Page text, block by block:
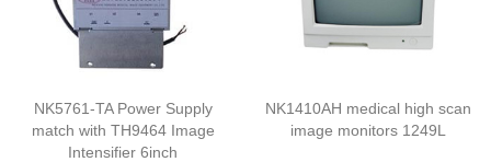
NK5761-TA Power Supply
match with TH9464 Image
Intensifier 6inch
NK1410AH medical high scan
image monitors 1249L